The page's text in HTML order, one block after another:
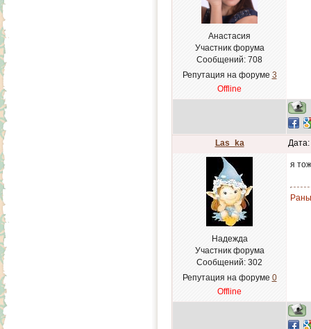
Анастасия
Участник форума
Сообщений: 708
Репутация на форуме 3
Offline
Las_ka
Надежда
Участник форума
Сообщений: 302
Репутация на форуме 0
Offline
я